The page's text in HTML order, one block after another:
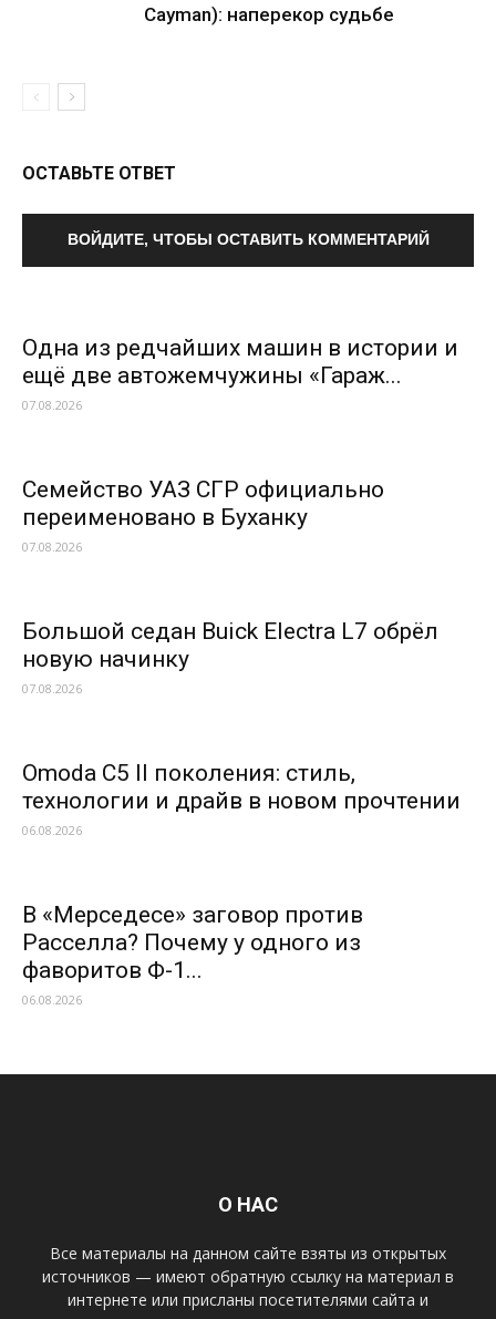
Cayman): наперекор судьбе
ОСТАВЬТЕ ОТВЕТ
ВОЙДИТЕ, ЧТОБЫ ОСТАВИТЬ КОММЕНТАРИЙ
Одна из редчайших машин в истории и
ещё две автожемчужины «Гараж...
07.08.2026
Семейство УАЗ СГР официально
переименовано в Буханку
07.08.2026
Большой седан Buick Electra L7 обрёл
новую начинку
07.08.2026
Omoda C5 II поколения: стиль,
технологии и драйв в новом прочтении
06.08.2026
В «Мерседесе» заговор против
Расселла? Почему у одного из
фаворитов Ф-1...
06.08.2026
О НАС
Все материалы на данном сайте взяты из открытых
источников — имеют обратную ссылку на материал в
интернете или присланы посетителями сайта и